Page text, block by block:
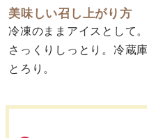
美味しい召し上がり方
冷凍のままアイスとして
さっくりしっとり。冷蔵
とろり。